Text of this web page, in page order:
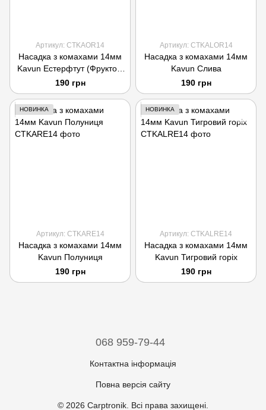
Артикул: CTKAOR14
Насадка з комахами 14мм
Kavun Естерфтут (Фруктові
ефіри)
190 грн
Артикул: CTKALOR14
Насадка з комахами 14мм
Kavun Слива
190 грн
НОВИНКА
Артикул: CTKARE14
Насадка з комахами 14мм
Kavun Полуниця
190 грн
НОВИНКА
Артикул: CTKALRE14
Насадка з комахами 14мм
Kavun Тигровий горіх
190 грн
068 959-79-44
Контактна інформація
Повна версія сайту
© 2026 Carptronik. Всі права захищені.